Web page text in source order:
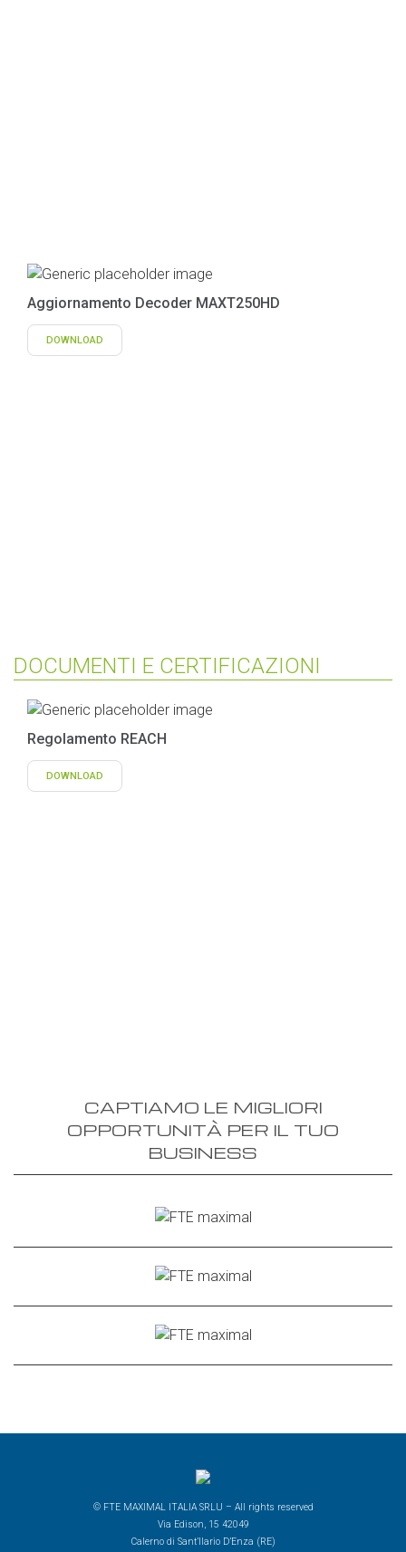
Aggiornamento Decoder MAXT250HD
DOWNLOAD
DOCUMENTI E CERTIFICAZIONI
Regolamento REACH
DOWNLOAD
CAPTIAMO LE MIGLIORI
OPPORTUNITÀ PER IL TUO
BUSINESS
© FTE MAXIMAL ITALIA SRLU – All rights reserved
Via Edison, 15 42049
Calerno di Sant’Ilario D’Enza (RE)